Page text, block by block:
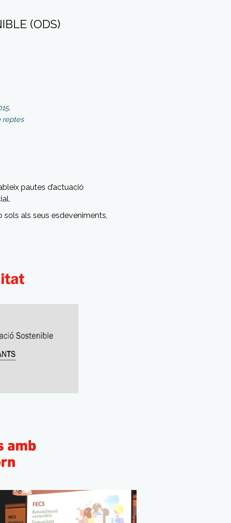
(ODS)
reptes
pautes d’actuació
als seus esdeveniments,